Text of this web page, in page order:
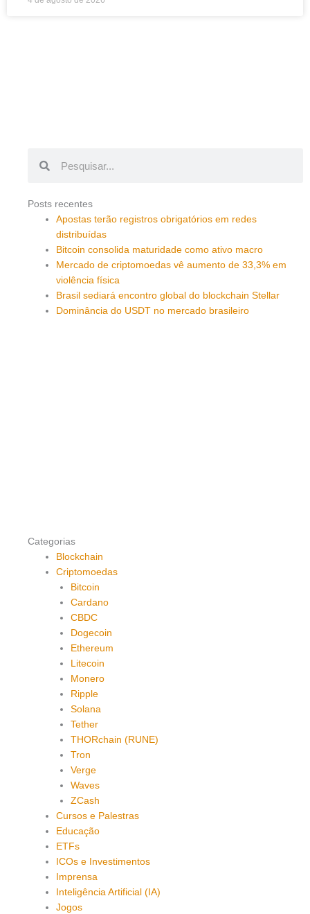
Posts recentes
Apostas terão registros obrigatórios em redes
distribuídas
Bitcoin consolida maturidade como ativo macro
Mercado de criptomoedas vê aumento de 33,3% em
violência física
Brasil sediará encontro global do blockchain Stellar
Dominância do USDT no mercado brasileiro
Categorias
Blockchain
Criptomoedas
Bitcoin
Cardano
CBDC
Dogecoin
Ethereum
Litecoin
Monero
Ripple
Solana
Tether
THORchain (RUNE)
Tron
Verge
Waves
ZCash
Cursos e Palestras
Educação
ETFs
ICOs e Investimentos
Imprensa
Inteligência Artificial (IA)
Jogos